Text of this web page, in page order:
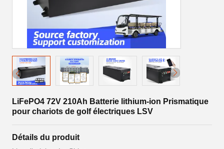
LiFePO4 72V 210Ah Batterie lithium-ion Prismatique
pour chariots de golf électriques LSV
Détails du produit